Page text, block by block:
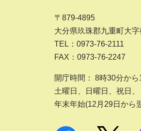
〒879-4895
大分県玖珠郡九重町大
TEL：0973-76-2111
FAX：0973-76-2247
開庁時間： 8時30分か
土曜日、日曜日、祝日、
年末年始(12月29日から